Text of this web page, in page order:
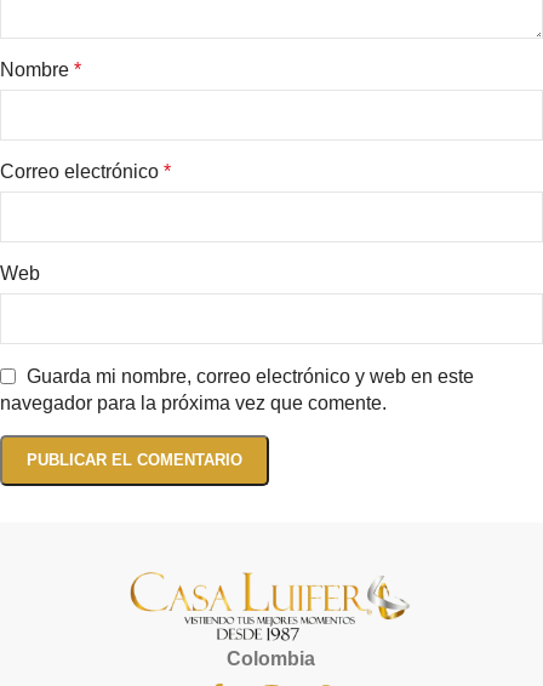
Nombre *
Correo electrónico *
Web
Guarda mi nombre, correo electrónico y web en este
navegador para la próxima vez que comente.
Colombia